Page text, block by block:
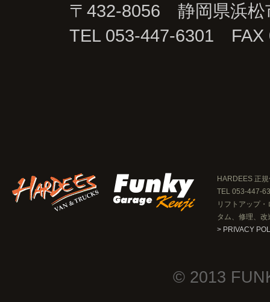
〒432-8056 静岡県浜松
TEL 053-447-6301 FAX
HARDEES 正
TEL 053-447-
リフトアップ
タム、修理、改
> PRIVACY
© 2013